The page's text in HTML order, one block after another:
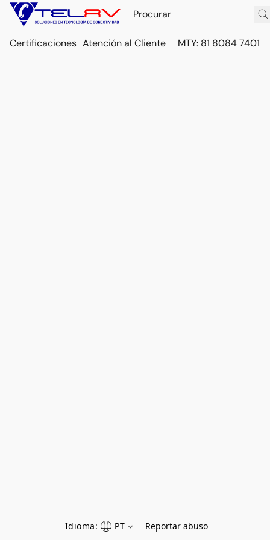
Certificaciones Atención al Cliente MTY: 81 8084 7401
Idioma: PT Reportar abuso